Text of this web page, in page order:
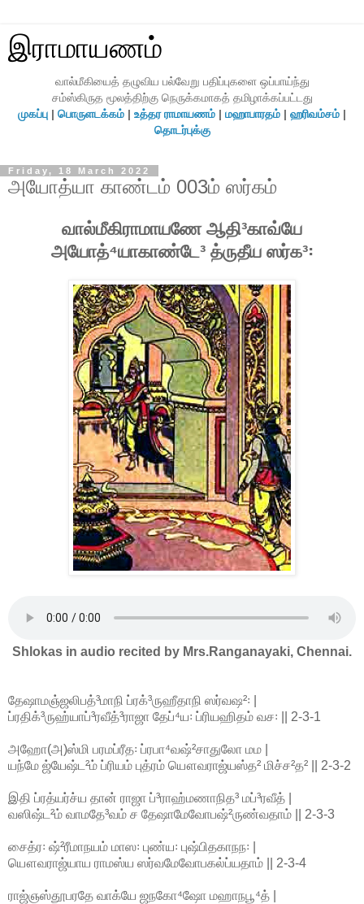
இராமாயணம்
வால்மீகியைத் தழுவிய பல்வேறு பதிப்புகளை ஒப்பாய்ந்து
சம்ஸ்கிருத மூலத்திற்கு நெருக்கமாகத் தமிழாக்கப்பட்டது
முகப்பு | பொருளடக்கம் | உத்தர ராமாயணம் | மஹாபாரதம் | ஹரிவம்சம் |
தொடர்புக்கு
Friday, 18 March 2022
அயோத்யா காண்டம் 003ம் ஸர்கம்
வால்மீகிராமாயணே ஆதி³காவ்யே
அயோத்⁴யாகாண்டே³ த்ருதீய ஸர்க³꞉
Shlokas in audio recited by Mrs.Ranganayaki, Chennai.
தேஷாமஞ்ஜலிபத்³மாநி ப்ரக்³ருஹீதாநி ஸர்வஷ²꞉ |
ப்ரதிக்³ருஹ்யாப்³ரவீத்³ராஜா தேப்⁴ய꞉ ப்ரியஹிதம் வச꞉ || 2-3-1
அஹோ(அ)ஸ்மி பரமப்ரீத꞉ ப்ரபா⁴வஷ்²சாதுலோ மம |
யந்மே ஜ்யேஷ்ட²ம் ப்ரியம் புத்ரம் யௌவராஜ்யஸ்த² மிச்ச²த² || 2-3-2
இதி ப்ரத்யர்ச்ய தான் ராஜா ப்³ராஹ்மணாநித³ மப்³ரவீத் |
வஸிஷ்ட²ம் வாமதே³வம் ச தேஷாமேவோபஷ்²ருண்வதாம் || 2-3-3
சைத்ர꞉ ஷ்²ரீமாநயம் மாஸ꞉ புண்ய꞉ புஷ்பிதகாநந꞉ |
யௌவராஜ்யாய ராமஸ்ய ஸர்வமேவோபகல்ப்யதாம் || 2-3-4
ராஜ்ஞஸ்தூபரதே வாக்யே ஜநகோ⁴ஷோ மஹாநபூ⁴த் |